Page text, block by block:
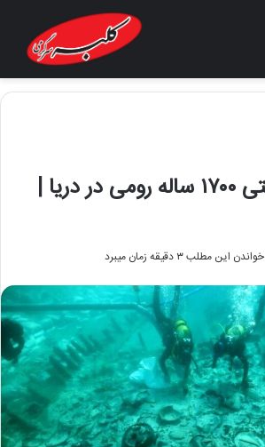
پیدا شدن کشتی ۱۷۰۰ ساله رومی در دریا |
خواندن این مطلب ۳ دقیقه زمان میبرد